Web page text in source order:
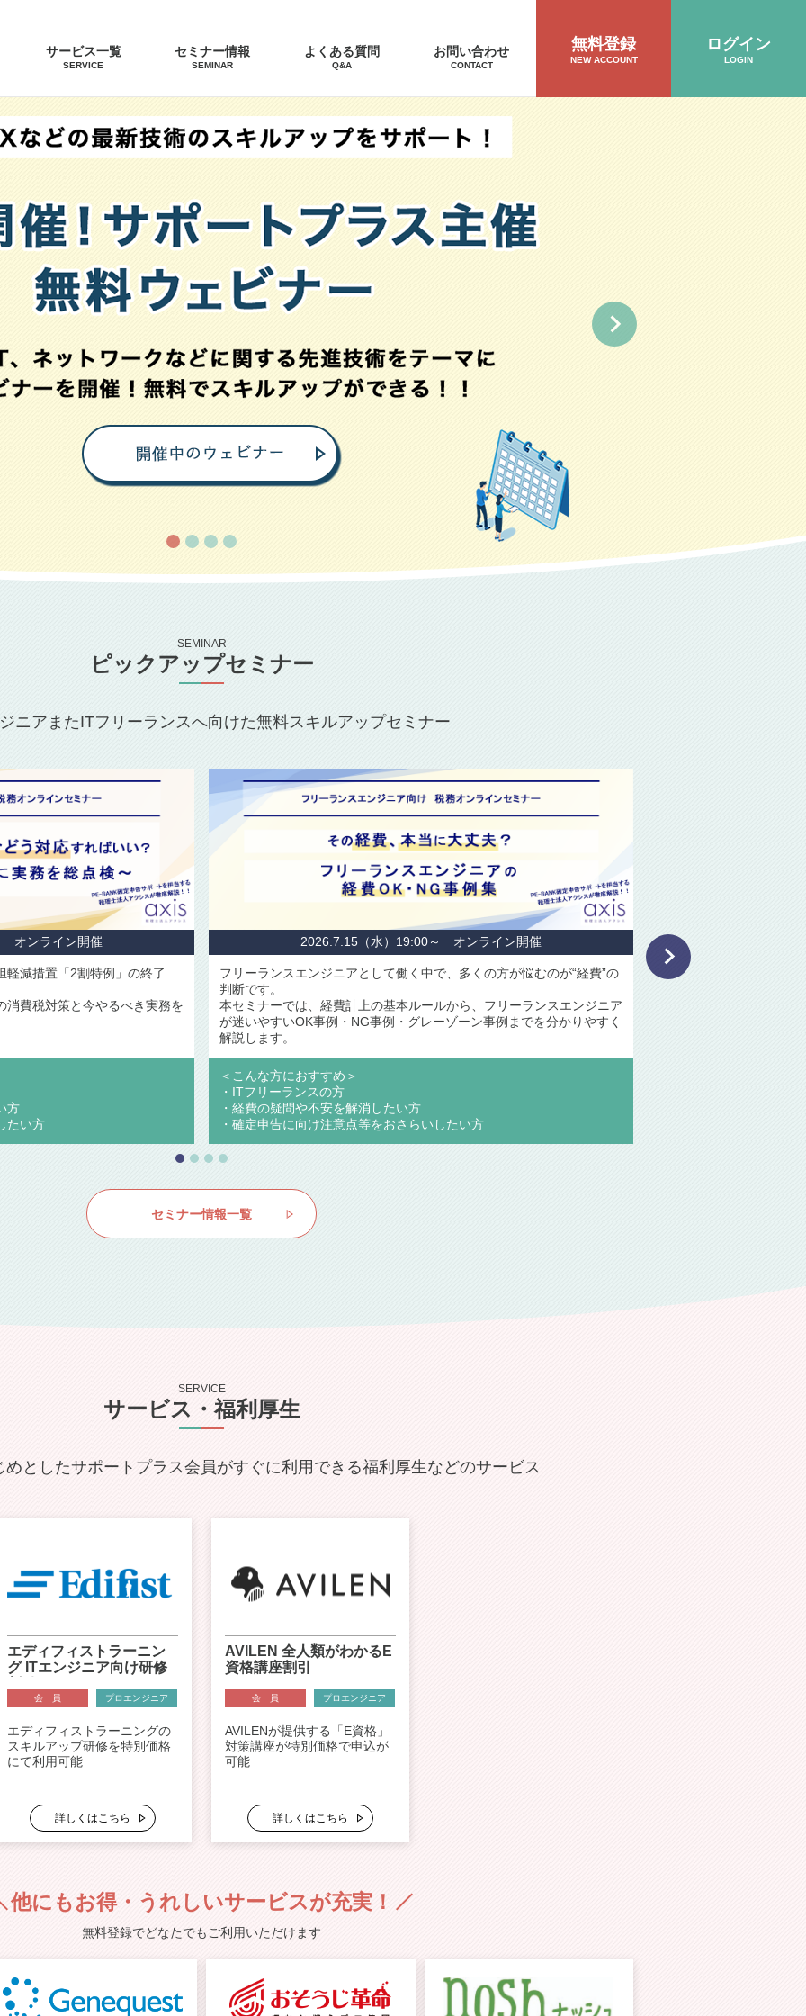
サービス一覧
SERVICE
セミナー情報
SEMINAR
よくある質問
Q&A
お問い合わせ
CONTACT
無料登録
NEW ACCOUNT
ログイン
LOGIN
SEMINAR
ピックアップセミナー
ニアまたITフリーランスへ向けた無料スキルアップセミナー
2026.7.22（水）19:00～ オンライン開催
張生成）は、LLMに外部知識を与える仕組みであると同
、改めてLLMの特性を理解することで、「何となくLLM
脱却し、AI開発における基礎体力を身につけましょう。
を理解し、AI活用を行っていきたい方
々の業務に活用していきたい方
2026.6.24（水）19:00～ オンライン開催
フリーランスエンジニアとして働く上で避けて通れない“税金”。しか
本セミナーでは、税金の基本となる「所得」の考え方から、実際の税額
が決まるまでの流れを、初めての方でも理解できるように丁寧に解説し
ます。
・税金また所得の疑問や不安を解消したい方
・確定申告に向け注意点等をおさらいしたい方
セミナー情報一覧
SERVICE
サービス・福利厚生
めとしたサポートプラス会員がすぐに利用できる福利厚生などのサービス
エディフィストラーニン
グ ITエンジニア向け研修
会 員 プロエンジニア
エディフィストラーニングの
スキルアップ研修を特別価格
にて利用可能
詳しくはこちら
AVILEN 全人類がわかるE
資格講座割引
会 員 プロエンジニア
AVILENが提供する「E資格」
対策講座が特別価格で申込が
可能
詳しくはこちら
他にもお得・ うれしいサービスが充実！
無料登録でどなたでもご利用いただけます